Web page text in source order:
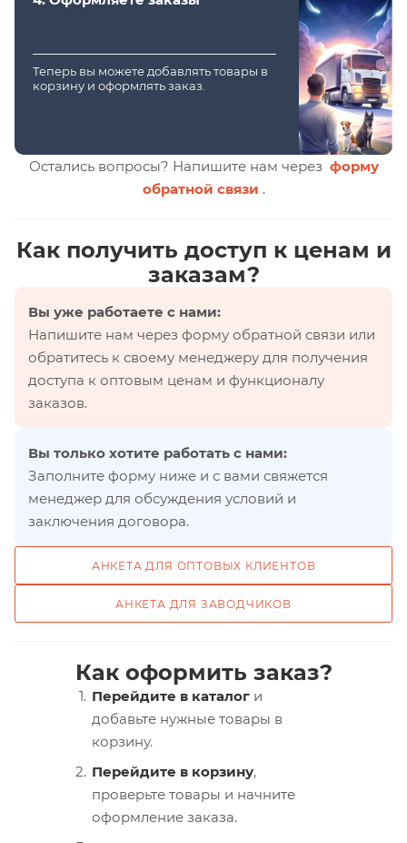
Теперь вы можете добавлять товары в
корзину и оформлять заказ.
Остались вопросы? Напишите нам через форму
обратной связи .
Как получить доступ к ценам и
заказам?
Вы уже работаете с нами:
Напишите нам через форму обратной связи или
обратитесь к своему менеджеру для получения
доступа к оптовым ценам и функционалу
заказов.
Вы только хотите работать с нами:
Заполните форму ниже и с вами свяжется
менеджер для обсуждения условий и
заключения договора.
АНКЕТА ДЛЯ ОПТОВЫХ КЛИЕНТОВ
АНКЕТА ДЛЯ ЗАВОДЧИКОВ
Как оформить заказ?
Перейдите в каталог и
добавьте нужные товары в
корзину.
Перейдите в корзину,
проверьте товары и начните
оформление заказа.